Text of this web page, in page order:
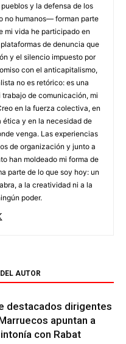
y la defensa de los
no humanos— forman parte
mi vida he participado en
de denuncia que
y el silencio impuesto por
con el anticapitalismo,
no es retórico: es una
de comunicación, mi
en la fuerza colectiva, en
y en la necesidad de
venga. Las experiencias
de organización y junto a
han moldeado mi forma de
parte de lo que soy hoy: un
a la creatividad ni a la
poder.
AUTOR
destacados dirigentes
apuntan a
con Rabat